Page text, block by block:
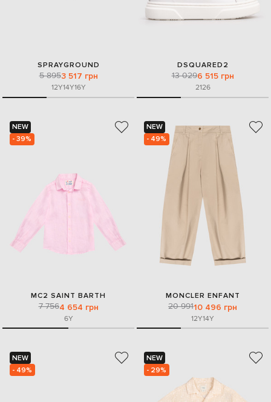
SPRAYGROUND
5 8953 517 грн
12Y14Y16Y
DSQUARED2
13 0296 515 грн
2126
NEW
- 39%
MC2 SAINT BARTH
7 7564 654 грн
6Y
NEW
- 49%
MONCLER ENFANT
20 99110 496 грн
12Y14Y
NEW
- 49%
NEW
- 29%